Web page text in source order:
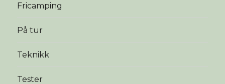
Fricamping
På tur
Teknikk
Tester